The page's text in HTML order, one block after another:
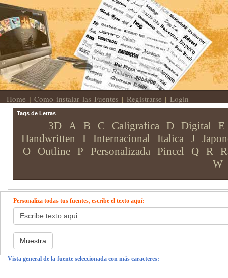
Home | Como instalar las Fuentes | Registrarse | Login
Tags de Letras
3D A B C Caligrafica D Digital E
Handwritten
I Internacional Italica J
O
Outline P Personalizada Pincel Q R
W
Personaliza todas tus fuentes, escribe el texto aquí:
Vista general de la fuente seleccionada con más caracteres: